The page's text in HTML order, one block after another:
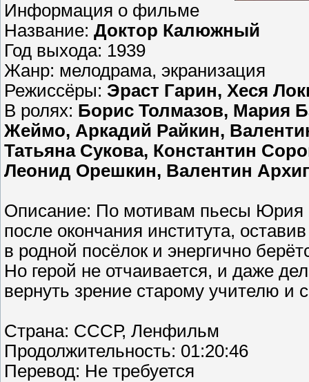
Информация о фильме
Название: Доктор Калюжный
Год выхода: 1939
Жанр: мелодрама, экранизация
Режиссёры: Эраст Гарин, Хеся
В ролях: Борис Толмазов, Мария
Жеймо, Аркадий Райкин,
Татьяна Сукова, Константин
Леонид Орешкин, Валентин
Описание: По мотивам пьесы Юрия
после окончания института,
в родной посёлок и энергично
Но герой не отчаивается, и даже
вернуть зрение старому учителю и
Страна: СССР, Ленфильм
Продолжительность: 01:20:46
Перевод: Не требуется